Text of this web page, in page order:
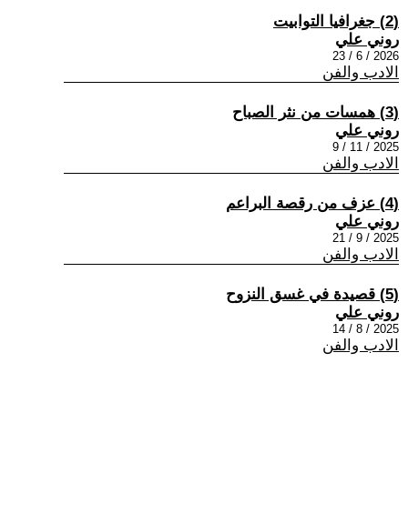
(2) جغرافيا التوابيت
روني علي
2026 / 6 / 23
الادب والفن
(3) همسات من نثر الصباح
روني علي
2025 / 11 / 9
الادب والفن
(4) عزف من رقصة البراعم
روني علي
2025 / 9 / 21
الادب والفن
(5) قصيدة في غسق النزوح
روني علي
2025 / 8 / 14
الادب والفن